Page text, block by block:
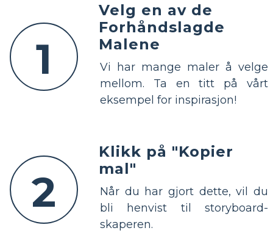
1
Velg en av de
Forhåndslagde
Malene
Vi har mange maler å velge
mellom. Ta en titt på vårt
eksempel for inspirasjon!
2
Klikk på "Kopier
mal"
Når du har gjort dette, vil du
bli henvist til storyboard-
skaperen.